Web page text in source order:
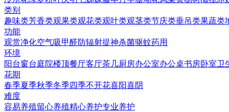
类别
趣味类芳香类观果类观花类观叶类观茎类节庆类垂吊类果蔬类
功能
观赏净化空气吸甲醛防辐射提神杀菌驱蚊药用
环境
阳台窗台庭院楼顶餐厅客厅茶几厨房办公室办公桌书房卧室卫
花期
春季夏季秋季冬季四季不开花喜阳喜阴
难度
容易养殖留心养殖精心养护专业养护